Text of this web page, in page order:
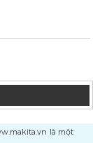
là một